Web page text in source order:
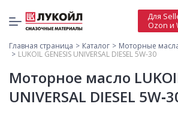
Для
Ozon и
Главная страница Каталог
Моторные
LUKOIL GENESIS UNIVERSAL DIESEL 5W-30
Моторное масло
UNIVERSAL DIESEL